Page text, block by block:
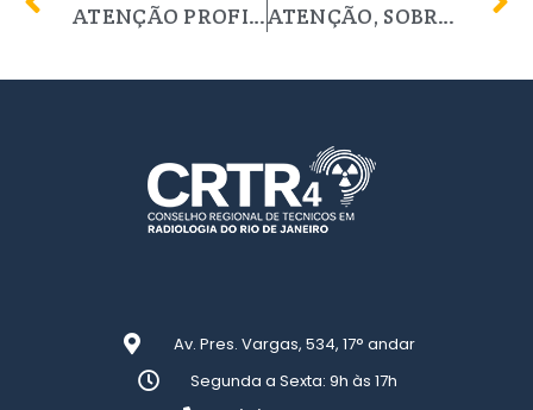
ATENÇÃO PROFISSIONAIS ATENÇÃO, SOBRE A ANUIDADE 2023
Av. Pres. Vargas, 534, 17° andar
Segunda a Sexta: 9h às 17h